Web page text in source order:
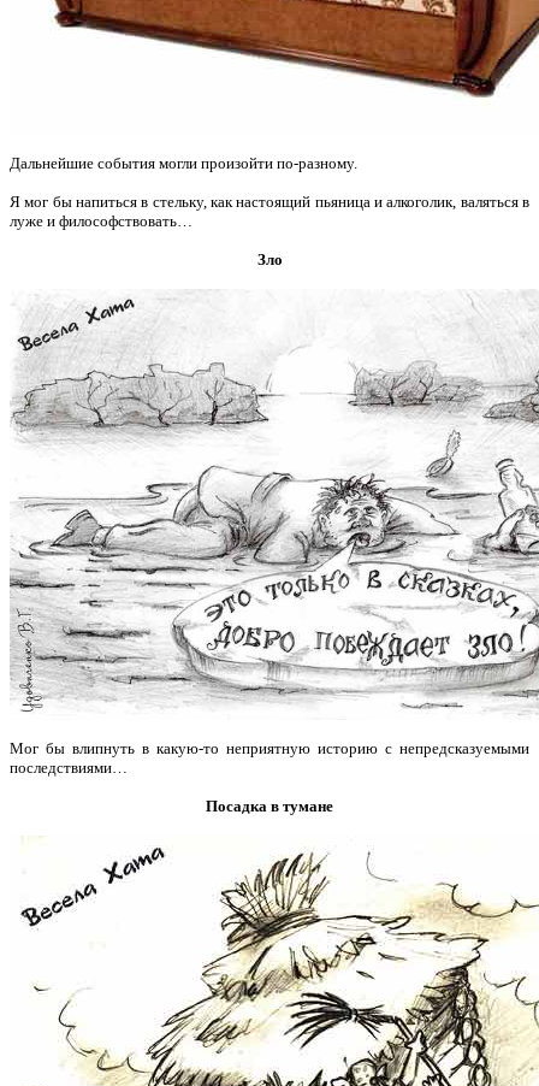
Дальнейшие события могли произойти по-разному.
Я мог бы напиться в стельку, как настоящий пьяница и алкоголик, валяться в
луже и философствовать…
Зло
Мог бы влипнуть в какую-то неприятную историю с непредсказуемыми
последствиями…
Посадка в тумане